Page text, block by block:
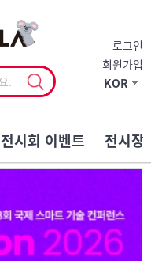
로그인
회원가입
KOR
전시회 이벤트 전시장